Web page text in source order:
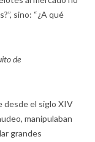
sino: “¿A qué
de
desde el siglo XIV
manipulaban
grandes